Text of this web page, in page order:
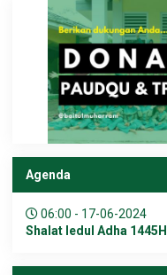
Agenda
06:00 - 17-06-2024
Shalat Iedul Adha 1445H